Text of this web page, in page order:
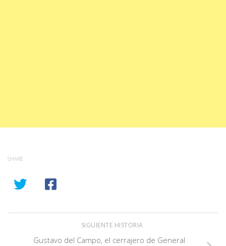
SHARE
SIGUIENTE HISTORIA
Gustavo del Campo, el cerrajero de General